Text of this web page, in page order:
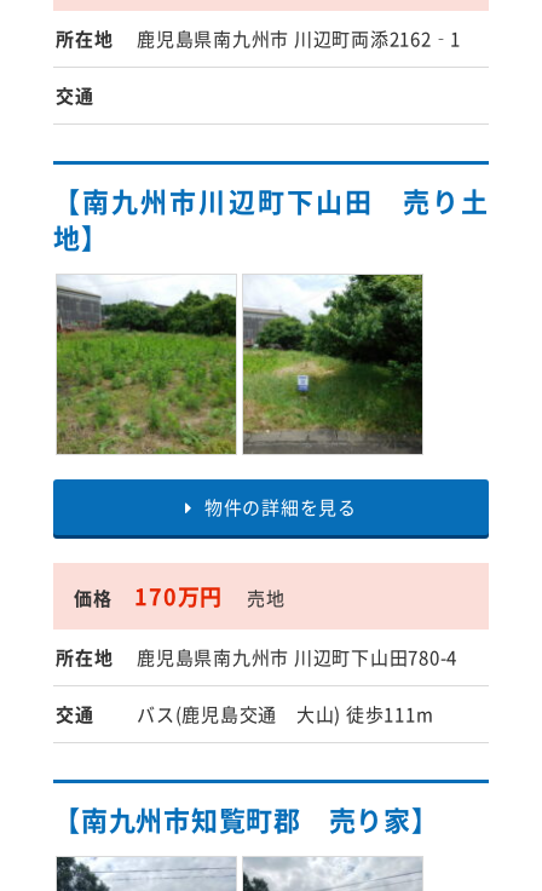
所在地 鹿児島県南九州市 川辺町両添2162‐1
交通
【南九州市川辺町下山田 売り土
地】
物件の詳細を見る
価格 170万円 売地
所在地 鹿児島県南九州市 川辺町下山田780-4
交通 バス(鹿児島交通 大山) 徒歩111m
【南九州市知覧町郡 売り家】